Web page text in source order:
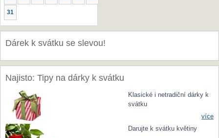
31
Dárek k svátku se slevou!
Najisto: Tipy na dárky k svátku
Klasické i netradiční dárky k
svátku
více
Darujte k svátku květiny